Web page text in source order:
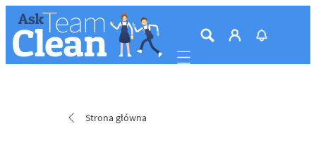
Mobile navigation
Strona główna